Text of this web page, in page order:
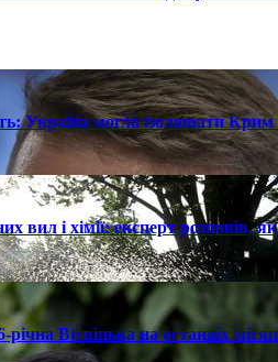
Україна могла ізолювати
і хімії: експерт розповів,
Вітвіцька на останніх